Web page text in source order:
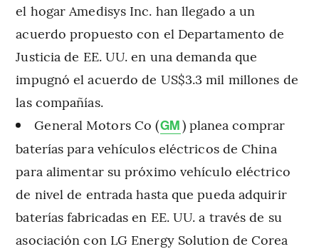
el hogar Amedisys Inc. han llegado a un
acuerdo propuesto con el Departamento de
Justicia de EE. UU. en una demanda que
impugnó el acuerdo de US$3.3 mil millones de
las compañías.
General Motors Co (GM) planea comprar
baterías para vehículos eléctricos de China
para alimentar su próximo vehículo eléctrico
de nivel de entrada hasta que pueda adquirir
baterías fabricadas en EE. UU. a través de su
asociación con LG Energy Solution de Corea